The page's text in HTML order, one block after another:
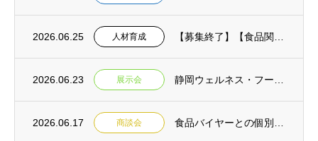
2026.06.25 人材育成
2026.06.23 展示会
2026.06.17 商談会